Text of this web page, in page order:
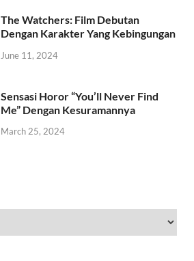
The Watchers: Film Debutan
Dengan Karakter Yang Kebingungan
June 11, 2024
Sensasi Horor “You’ll Never Find
Me” Dengan Kesuramannya
March 25, 2024